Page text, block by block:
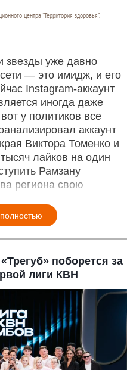
центра "Территория здоровья".
звезды уже давно
— это имидж, и его
Instagram-аккаунт
иногда даже
у политиков все
аккаунт
Виктора Томенко и
лайков на один
Рамзану
региона свою
поборется за
лиги КВН